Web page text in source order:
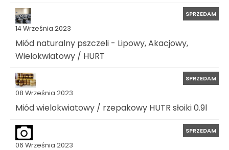
14 Września 2023
SPRZEDAM
Miód naturalny pszczeli - Lipowy, Akacjowy,
Wielokwiatowy / HURT
08 Września 2023
SPRZEDAM
Miód wielokwiatowy / rzepakowy HUTR słoiki 0.9l
06 Września 2023
SPRZEDAM